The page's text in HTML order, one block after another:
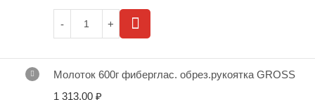
Молоток 600г фиберглас. обрез.рукоятка GROSS
1 313.00 ₽